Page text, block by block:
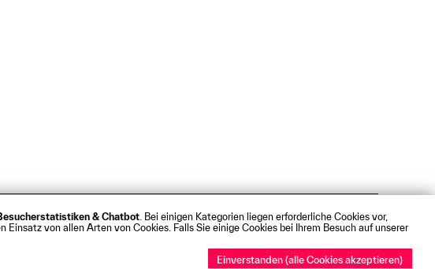
& Chatbot . Bei einigen Kategorien liegen erforderliche Cookies vor,
von allen Arten von Cookies. Falls Sie einige Cookies bei Ihrem Besuch auf unserer
Einverstanden (alle Cookies akzeptieren)
Intranet
Webmail